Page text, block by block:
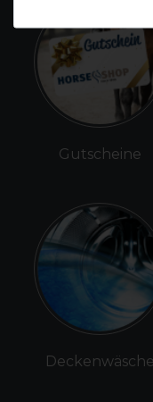
Gutscheine
Deckenwäsche